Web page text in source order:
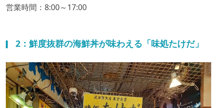
営業時間：8:00～17:00
2：鮮度抜群の海鮮丼が味わえる「味処たけだ」